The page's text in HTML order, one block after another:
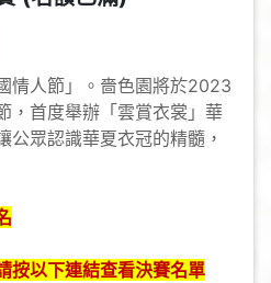
情人節」。嗇色園將於2023
，首度舉辦「雲賞衣裳」華
公眾認識華夏衣冠的精髓，
按以下連結查看決賽名單